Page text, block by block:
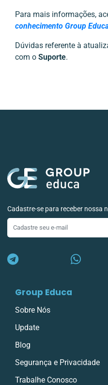
Para mais informações,
conhecimento Group
Dúvidas referente à
com o Suporte.
Cadastre-se para receber nossa
Group Educa
Sobre Nós
Update
Blog
Segurança e Privacidade
Trabalhe Conosco